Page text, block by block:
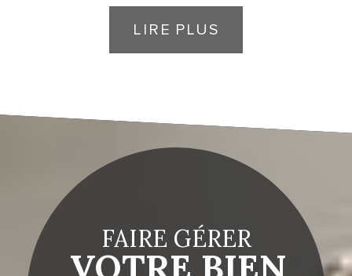
LIRE PLUS
FAIRE GÉRER
VOTRE BIEN